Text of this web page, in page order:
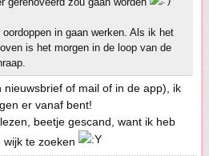
in gaan werken. Als ik het
is het morgen in de loop van de
of mail of in de app), ik
er vanaf bent!
beetje gescand, want ik heb
te zoeken